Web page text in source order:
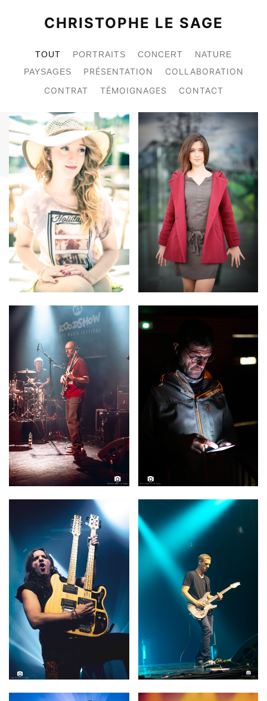
CHRISTOPHE LE SAGE
TOUT PORTRAITS CONCERT
NATURE
PAYSAGES
PRÉSENTATION
COLLABORATION
CONTRAT
TÉMOIGNAGES CONTACT